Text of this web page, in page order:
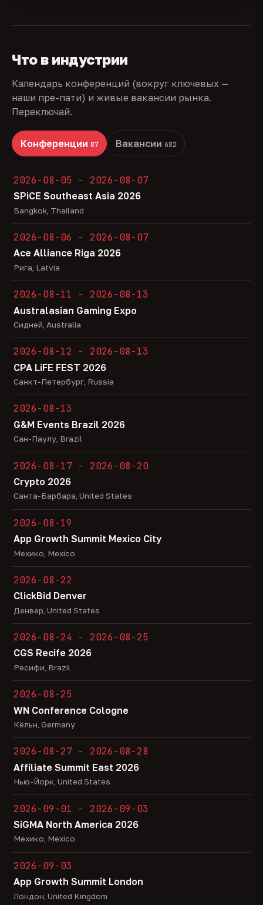
Что в индустрии
Календарь конференций (вокруг ключевых —
наши пре-пати) и живые вакансии рынка.
Переключай.
Конференции 87 Вакансии 682
2026-08-05 - 2026-08-07
SPiCE Southeast Asia 2026
Bangkok, Thailand
2026-08-06 - 2026-08-07
Ace Alliance Riga 2026
Рига, Latvia
2026-08-11 - 2026-08-13
Australasian Gaming Expo
Сидней, Australia
2026-08-12 - 2026-08-13
CPA LiFE FEST 2026
Санкт-Петербург, Russia
2026-08-13
G&M Events Brazil 2026
Сан-Паулу, Brazil
2026-08-17 - 2026-08-20
Crypto 2026
Санта-Барбара, United States
2026-08-19
App Growth Summit Mexico City
Мехико, Mexico
2026-08-22
ClickBid Denver
Денвер, United States
2026-08-24 - 2026-08-25
CGS Recife 2026
Ресифи, Brazil
2026-08-25
WN Conference Cologne
Кёльн, Germany
2026-08-27 - 2026-08-28
Affiliate Summit East 2026
Нью-Йорк, United States
2026-09-01 - 2026-09-03
SiGMA North America 2026
Мехико, Mexico
2026-09-03
App Growth Summit London
Лондон, United Kingdom